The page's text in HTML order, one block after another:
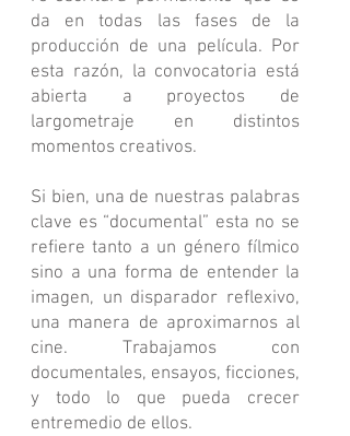
da en todas las fases de la
producción de una película. Por
esta razón, la convocatoria está
abierta a proyectos de
largometraje en distintos
momentos creativos.
Si bien, una de nuestras palabras
clave es “documental” esta no se
refiere tanto a un género fílmico
sino a una forma de entender la
imagen, un disparador reflexivo,
una manera de aproximarnos al
cine. Trabajamos con
documentales, ensayos, ficciones,
y todo lo que pueda crecer
entremedio de ellos.